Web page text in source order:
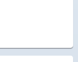
über
In un­se­rem
Schlaf­zim­
Be­